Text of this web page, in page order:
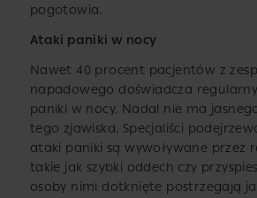
pogotowia.
Ataki paniki w nocy
Nawet 40 procent pacjentów z
napadowego doświadcza
paniki w nocy. Nadal nie ma
tego zjawiska. Specjaliści
ataki paniki są wywoływane przez
takie jak szybki oddech czy
osoby nimi dotknięte postrzegają